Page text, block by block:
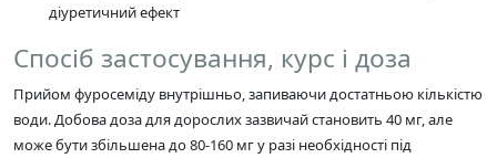
діуретичний ефект
Спосіб застосування, курс і доза
Прийом фуросеміду внутрішньо, запиваючи достатньою кількістю
води. Добова доза для дорослих зазвичай становить 40 мг, але
може бути збільшена до 80-160 мг у разі необхідності під